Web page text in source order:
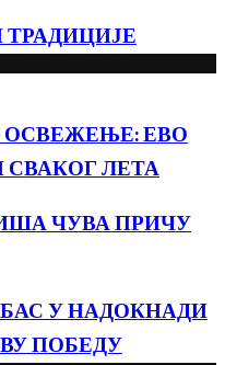
ЕВО
СВАКОГ ЛЕТА
ЧУВА ПРИЧУ
У НАДОКНАДИ
ПОБЕДУ